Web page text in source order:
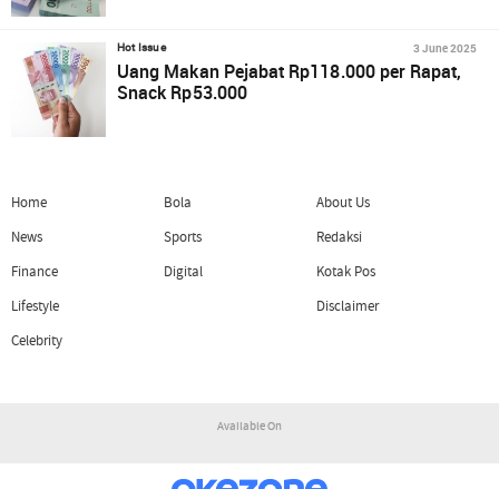
Hot Issue 3 June 2025
Uang Makan Pejabat Rp118.000 per Rapat,
Snack Rp53.000
Home
News
Finance
Lifestyle
Celebrity
Bola
Sports
Digital
About Us
Redaksi
Kotak Pos
Disclaimer
Available On